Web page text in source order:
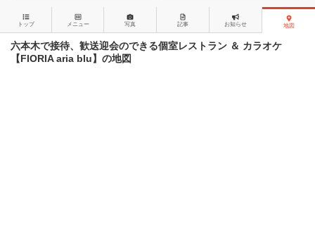
トップ メニュー 写真 記事 お知らせ 地図
六本木で接待、歓送迎会のできる個室レストラン ＆ カラオケ
【FIORIA aria blu】の地図